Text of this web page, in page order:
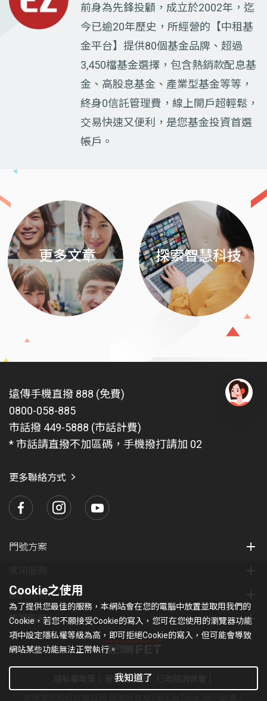
前身為先鋒投顧，成立於2002年，迄
今已逾20年歷史，所經營的【中租基
金平台】提供80個基金品牌、超過
3,450檔基金選擇，包含熱銷款配息基
金、高股息基金、產業型基金等等，
終身0信託管理費，線上開戶超輕鬆，
交易快速又便利，是您基金投資首選
帳戶。
更多文章 探索智慧科技
遠傳手機直撥 888 (免費)
0800-058-885
市話撥 449-5888 (市話計費)
* 市話請直撥不加區碼，手機撥打請加 02
更多聯絡方式
門號方案
關於我們
集團服務
著作權條款
Cookie之使用
為了提供您最佳的服務，本網站會在您的電腦中放置並取用我們的
Cookie，若您不願接受Cookie的寫入，您可在您使用的瀏覽器功能
項中設定隱私權等級為高，即可拒絕Cookie的寫入，但可能會導致
網站某些功能無法正常執行。
我知道了